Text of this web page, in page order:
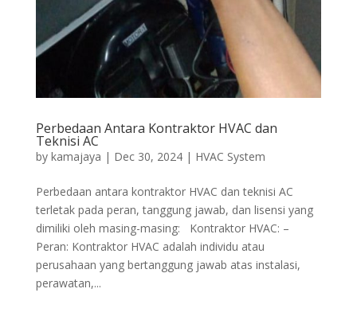
Perbedaan Antara Kontraktor HVAC dan
Teknisi AC
by kamajaya | Dec 30, 2024| HVAC System
Perbedaan antara kontraktor HVAC dan teknisi AC
terletak pada peran, tanggung jawab, dan lisensi yang
dimiliki oleh masing-masing: Kontraktor HVAC: –
Peran: Kontraktor HVAC adalah individu atau
perusahaan yang bertanggung jawab atas instalasi,
perawatan,...